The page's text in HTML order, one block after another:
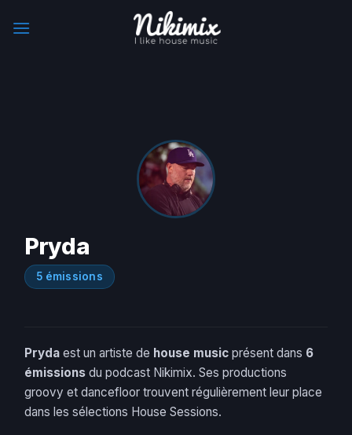
Pryda
5 émissions
Pryda est un artiste de house music présent dans 6
émissions du podcast Nikimix. Ses productions
groovy et dancefloor trouvent régulièrement leur place
dans les sélections House Sessions.